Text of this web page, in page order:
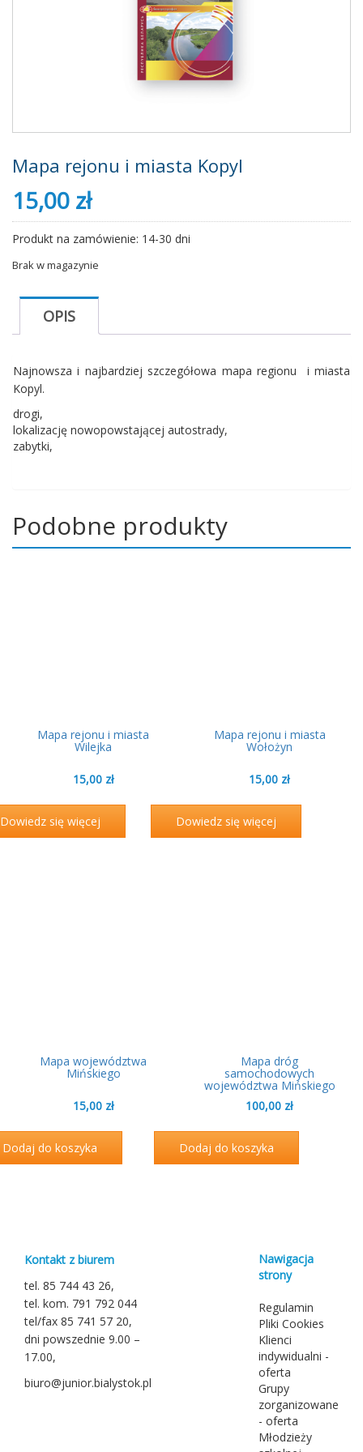
Mapa rejonu i miasta Kopyl
15,00 zł
Produkt na zamówienie: 14-30 dni
Brak w magazynie
OPIS
Najnowsza i najbardziej szczegółowa mapa regionu i miasta
Kopyl.
drogi,
lokalizację nowopowstającej autostrady,
zabytki,
Podobne produkty
Mapa rejonu i miasta
Wilejka
15,00 zł
Dowiedz się więcej
Mapa rejonu i miasta
Wołożyn
15,00 zł
Dowiedz się więcej
Mapa województwa
Mińskiego
15,00 zł
Dodaj do koszyka
Mapa dróg
samochodowych
województwa Mińskiego
100,00 zł
Dodaj do koszyka
Kontakt z biurem
tel. 85 744 43 26,
tel. kom. 791 792 044
tel/fax 85 741 57 20,
dni powszednie 9.00 –
17.00,
biuro@junior.bialystok.pl
Nawigacja
strony
Regulamin
Pliki Cookies
Klienci
indywidualni -
oferta
Grupy
zorganizowane
- oferta
Młodzieży